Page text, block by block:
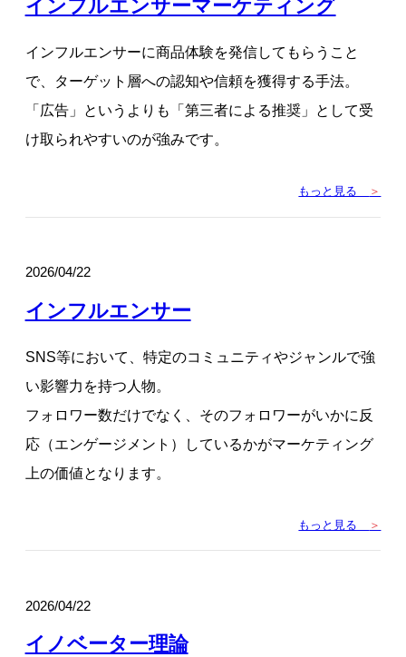
インフルエンサーマーケティング
インフルエンサーに商品体験を発信してもらうこと
で、ターゲット層への認知や信頼を獲得する手法。
「広告」というよりも「第三者による推奨」として受
け取られやすいのが強みです。
もっと見る ＞
2026/04/22
インフルエンサー
SNS等において、特定のコミュニティやジャンルで強
い影響力を持つ人物。
フォロワー数だけでなく、そのフォロワーがいかに反
応（エンゲージメント）しているかがマーケティング
上の価値となります。
もっと見る ＞
2026/04/22
イノベーター理論